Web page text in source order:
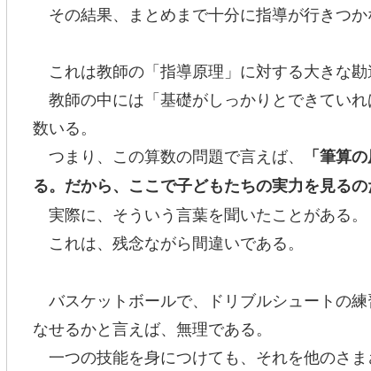
その結果、まとめまで十分に指導が行きつか
これは教師の「指導原理」に対する大きな勘
教師の中には「基礎がしっかりとできてい
数いる。
つまり、この算数の問題で言えば、
「筆算
る。だから、ここで子どもたちの実力を見るの
実際に、そういう言葉を聞いたことがある。
これは、残念ながら間違いである。
バスケットボールで、ドリブルシュートの
なせるかと言えば、無理である。
一つの技能を身につけても、それを他のさ